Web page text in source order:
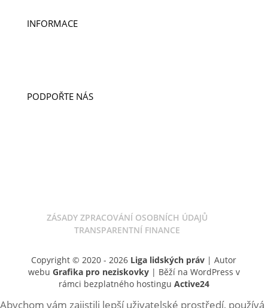
INFORMACE
PODPOŘTE NÁS
ZÁSADY ZPRACOVÁNÍ OSOBNÍCH ÚDAJŮ
TRANSPARENTNÍ FINANCE
Copyright © 2020 - 2026 Liga lidských práv | Autor
webu Grafika pro neziskovky| Běží na WordPress v
rámci bezplatného hostingu Active24
Abychom vám zajistili lepší uživatelské prostředí, používá